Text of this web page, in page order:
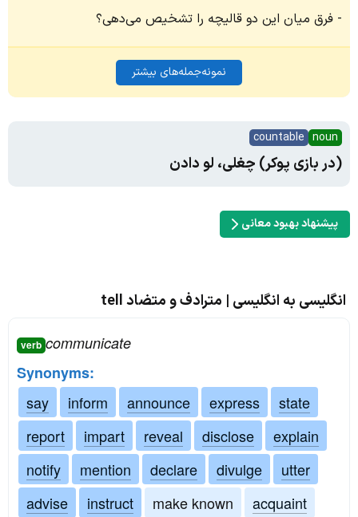
فرق میان این دو قالیچه را تشخیص می‌دهی؟
نمونه‌جمله‌های بیشتر
noun
countable
(در بازی پوکر) چغلی، لو دادن
پیشنهاد بهبود معانی
انگلیسی به انگلیسی | مترادف و متضاد tell
verb communicate
Synonyms:
say
inform announce express
state
report
impart reveal disclose
explain
notify
mention declare divulge
utter
advise
instruct make known acquaint